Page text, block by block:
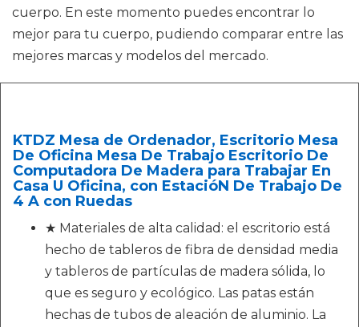
cuerpo. En este momento puedes encontrar lo
mejor para tu cuerpo, pudiendo comparar entre las
mejores marcas y modelos del mercado.
KTDZ Mesa de Ordenador, Escritorio Mesa
De Oficina Mesa De Trabajo Escritorio De
Computadora De Madera para Trabajar En
Casa U Oficina, con EstacióN De Trabajo De
4 A con Ruedas
★ Materiales de alta calidad: el escritorio está
hecho de tableros de fibra de densidad media
y tableros de partículas de madera sólida, lo
que es seguro y ecológico. Las patas están
hechas de tubos de aleación de aluminio. La